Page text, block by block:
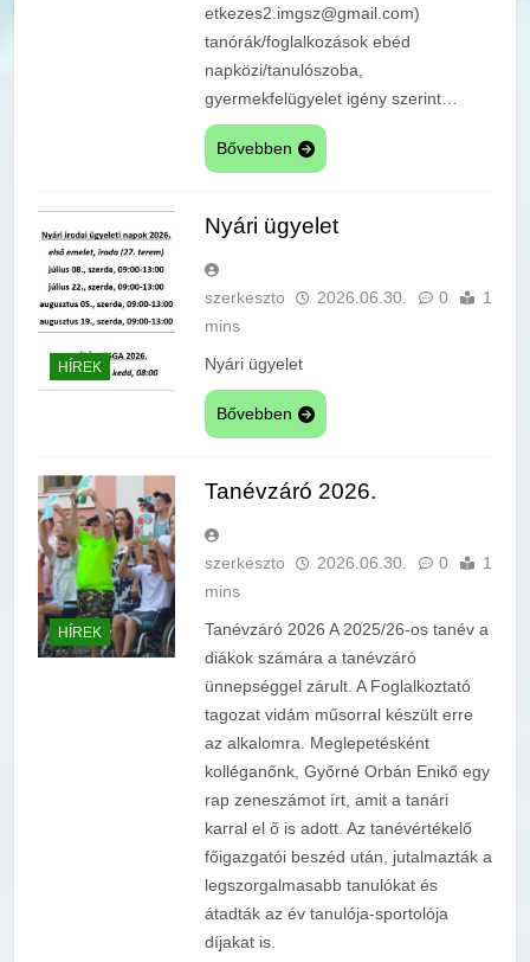
etkezes2.imgsz@gmail.com)
tanórák/foglalkozások ebéd
napközi/tanulószoba,
gyermekfelügyelet igény szerint…
Bővebben
HÍREK
Nyári ügyelet
szerkeszto 2026.06.30. 0
1
mins
Nyári ügyelet
Bővebben
HÍREK
Tanévzáró 2026.
szerkeszto 2026.06.30. 0
1
mins
Tanévzáró 2026 A 2025/26-os tanév a
diákok számára a tanévzáró
ünnepséggel zárult. A Foglalkoztató
tagozat vidám műsorral készült erre
az alkalomra. Meglepetésként
kolléganőnk, Győrné Orbán Enikő egy
rap zeneszámot írt, amit a tanári
karral el ő is adott. Az tanévértékelő
főigazgatói beszéd után, jutalmazták a
legszorgalmasabb tanulókat és
átadták az év tanulója-sportolója
díjakat is.